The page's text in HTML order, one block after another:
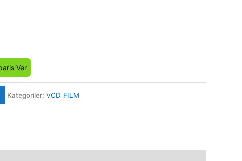
Ver
Kategoriler: VCD FILM